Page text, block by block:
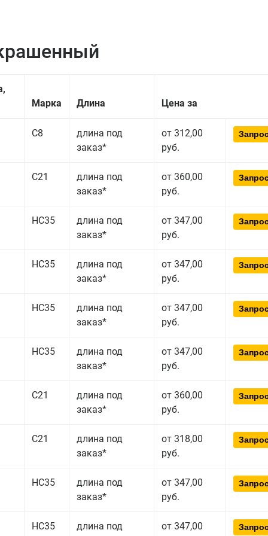
Марка
Длина Цена за
С8
длина под
заказ*
от 312,00
руб.
С21
длина под
заказ*
от 360,00
руб.
НС35
длина под
заказ*
от 347,00
руб.
НС35
длина под
заказ*
от 347,00
руб.
НС35
длина под
заказ*
от 347,00
руб.
НС35
длина под
заказ*
от 347,00
руб.
С21
длина под
заказ*
от 360,00
руб.
С21
длина под
заказ*
от 318,00
руб.
НС35
длина под
заказ*
от 347,00
руб.
НС35
длина под
от 347,00